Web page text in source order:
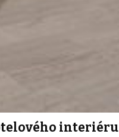
interiéru